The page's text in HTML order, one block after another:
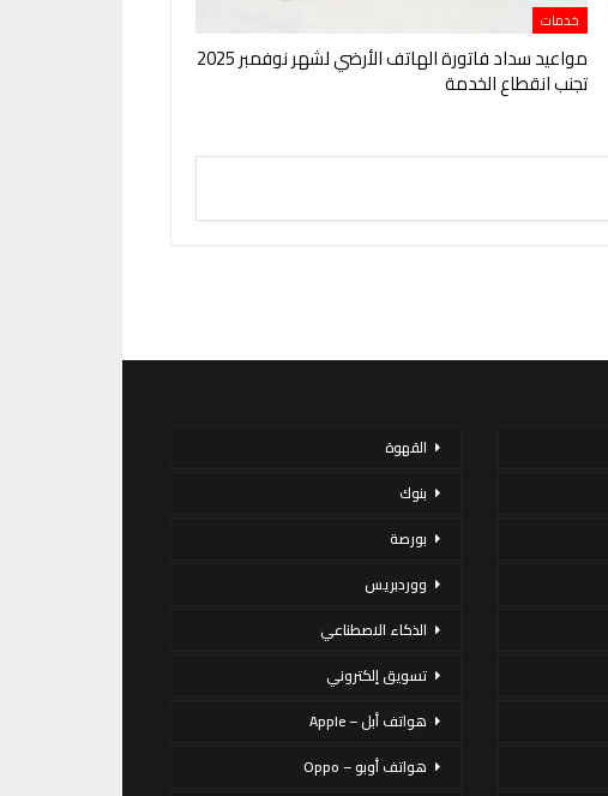
خدمات
مواعيد سداد فاتورة الهاتف الأرضي لشهر نوفمبر 2025
تجنب انقطاع الخدمة
القهوة
بنوك
بورصة
ووردبريس
الذكاء الاصطناعي
تسويق إلكتروني
هواتف أبل – Apple
هواتف أوبو – Oppo